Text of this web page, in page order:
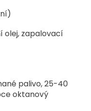
olej, zapalovací
palivo, 25-40
oktanový